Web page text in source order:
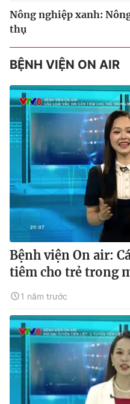
Nông nghiệp xanh:
thụ
BỆNH VIỆN ON AIR
Bệnh viện On air:
tiêm cho trẻ trong
1 năm trước